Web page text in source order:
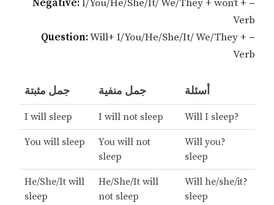
– Negative:
I/You/He/She/It/ We/They + won’t +
Verb
– Question:
Will+ I/You/He/She/It/ We/They +
Verb
أسئلة جمل منفية جمل مثبتة
?Will I sleep
I will not sleep
I will sleep
?Will you
sleep
You will not
sleep
You will sleep
?Will he/she/it
sleep
He/She/It will
not sleep
He/She/It will
sleep